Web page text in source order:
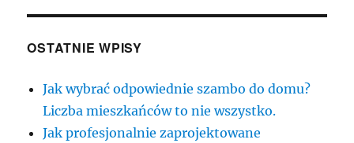
OSTATNIE WPISY
Jak wybrać odpowiednie szambo do domu?
Liczba mieszkańców to nie wszystko.
Jak profesjonalnie zaprojektowane